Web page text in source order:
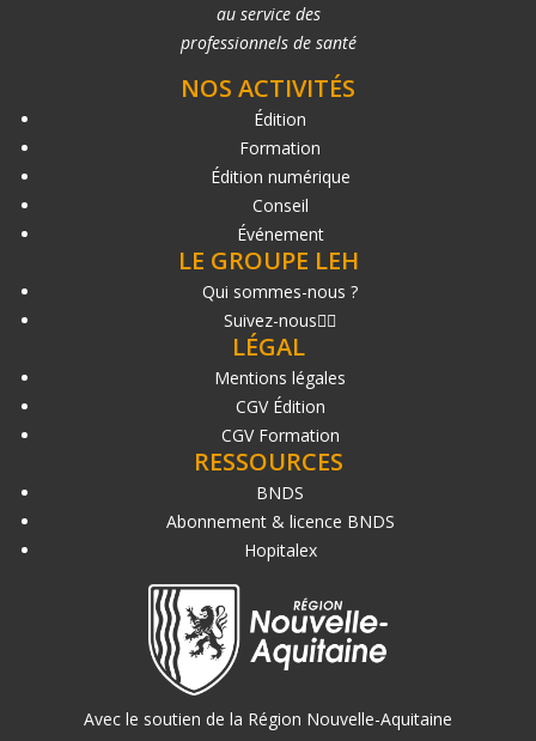
au service des
professionnels de santé
NOS ACTIVITÉS
Édition
Formation
Édition numérique
Conseil
Événement
LE GROUPE LEH
Qui sommes-nous ?
Suivez-nous
LÉGAL
Mentions légales
CGV Édition
CGV Formation
RESSOURCES
BNDS
Abonnement & licence BNDS
Hopitalex
Avec le soutien de la Région Nouvelle-Aquitaine